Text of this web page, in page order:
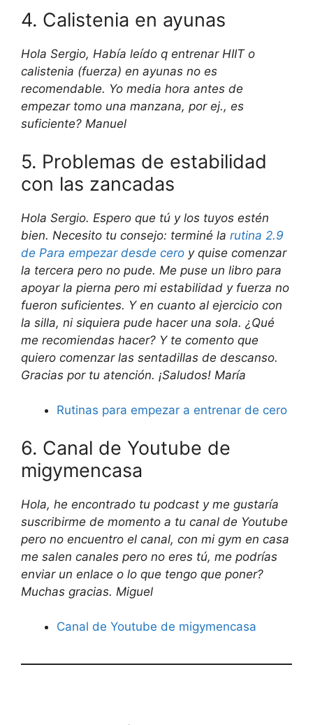
4. Calistenia en ayunas
Hola Sergio, Había leído q entrenar HIIT o
calistenia (fuerza) en ayunas no es
recomendable. Yo media hora antes de
empezar tomo una manzana, por ej., es
suficiente? Manuel
5. Problemas de estabilidad
con las zancadas
Hola Sergio. Espero que tú y los tuyos estén
bien. Necesito tu consejo: terminé la rutina 2.9
de Para empezar desde cero y quise comenzar
la tercera pero no pude. Me puse un libro para
apoyar la pierna pero mi estabilidad y fuerza no
fueron suficientes. Y en cuanto al ejercicio con
la silla, ni siquiera pude hacer una sola. ¿Qué
me recomiendas hacer? Y te comento que
quiero comenzar las sentadillas de descanso.
Gracias por tu atención. ¡Saludos! María
Rutinas para empezar a entrenar de cero
6. Canal de Youtube de
migymencasa
Hola, he encontrado tu podcast y me gustaría
suscribirme de momento a tu canal de Youtube
pero no encuentro el canal, con mi gym en casa
me salen canales pero no eres tú, me podrías
enviar un enlace o lo que tengo que poner?
Muchas gracias. Miguel
Canal de Youtube de migymencasa